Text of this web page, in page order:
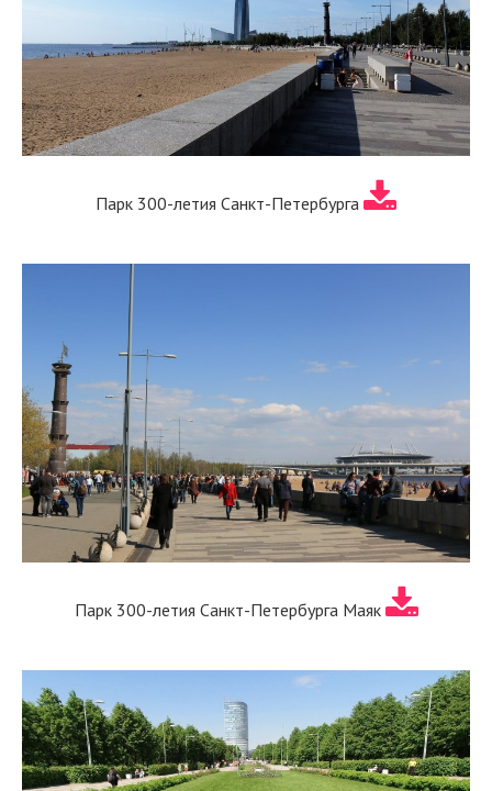
Парк 300-летия Санкт-Петербурга
Парк 300-летия Санкт-Петербурга Маяк